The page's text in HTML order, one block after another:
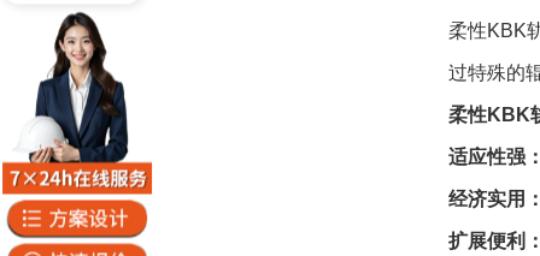
柔性KBK
过特殊的
柔性KBK
适应性强
经济实用
扩展便利
你们公司地址在哪